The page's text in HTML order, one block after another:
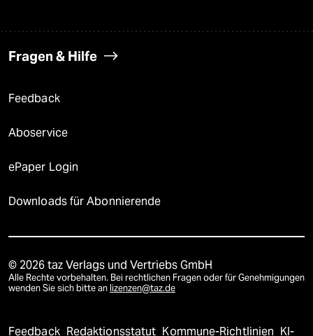
Fragen & Hilfe
Feedback
Aboservice
ePaper Login
Downloads für Abonnierende
© 2026 taz Verlags und Vertriebs GmbH
Alle Rechte vorbehalten. Bei rechtlichen Fragen oder für Genehmigungen
wenden Sie sich bitte an lizenzen@taz.de
Feedback Redaktionsstatut Kommune-Richtlinien KI-